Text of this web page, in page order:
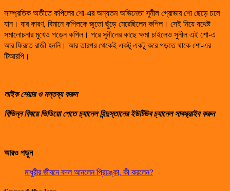
সাম্প্রতিক অতীতে কপিলের শো-এর অন্যতম অভিনেতা সুনীল গ্রোভার শো ছেড়ে চলে
যান। যার কারণ, বিমানে কপিলকে জুতো ছুঁড়ে মেরেছিলেন কপিল। সেই নিয়ে যথেষ্ট
সমালোচনার মুখেও পড়েন কপিল। পরে সুনীলের কাছে ক্ষমা চাইলেও সুনীল এই শো-এ
আর ফিরতে রাজী হননি। আর তারপর থেকেই একটু একটু করে পড়তে থাকে শো-এর
টিআরপি।
লাইক শেয়ার ও মন্তব্য করুন
বিভিন্ন বিষয়ে ভিডিয়ো পেতে চ্যানেল হিন্দুস্তানের ইউটিউব চ্যানেল সাবস্ক্রাইব করুন
আরও পড়ুন
মাধুরীর জীবনে বদল আনলেন প্রিয়ঙ্কা, কী করলেন?